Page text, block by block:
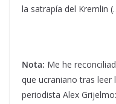
la satrapía del Kremlin
Nota: Me he
que ucraniano tras leer
periodista Alex